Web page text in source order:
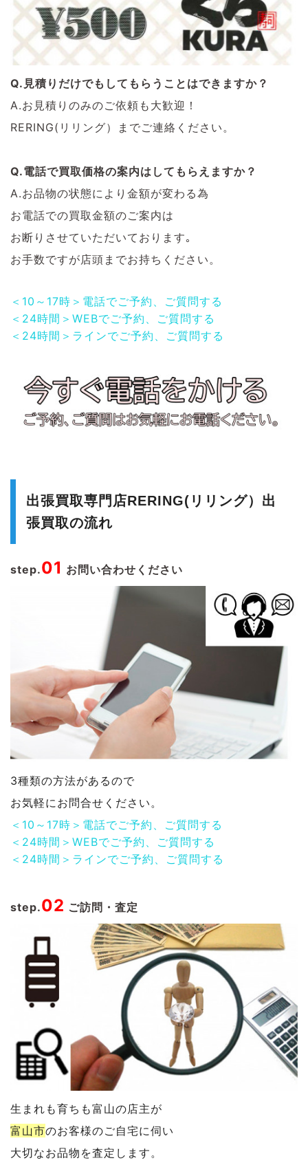
Q.見積りだけでもしてもらうことはできますか？
A.お見積りのみのご依頼も大歓迎！
RERING(リリング）までご連絡ください。
Q.電話で買取価格の案内はしてもらえますか？
A.お品物の状態により金額が変わる為
お電話での買取金額のご案内は
お断りさせていただいております｡
お手数ですが店頭までお持ちください。
＜10～17時＞電話でご予約、ご質問する
＜24時間＞WEBでご予約、ご質問する
＜24時間＞ラインでご予約、ご質問する
出張買取専門店RERING(リリング）出
張買取の流れ
step.01 お問い合わせください
3種類の方法があるので
お気軽にお問合せください。
＜10～17時＞電話でご予約、ご質問する
＜24時間＞WEBでご予約、ご質問する
＜24時間＞ラインでご予約、ご質問する
step.02 ご訪問・査定
生まれも育ちも富山の店主が
富山市のお客様のご自宅に伺い
大切なお品物を査定します。